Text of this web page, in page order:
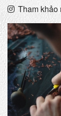
Tham khảo